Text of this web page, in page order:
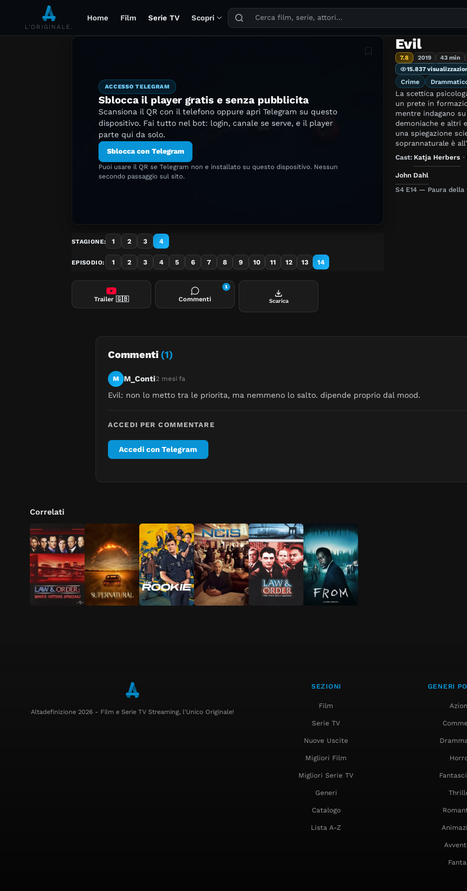
L'ORIGINALE.
Home Film Serie TV Scopri
Puoi cercare film, serie TV, attori, registi, generi e temi.
ACCESSO TELEGRAM
Sblocca il player gratis e senza pubblicita
Scansiona il QR con il telefono oppure apri Telegram su questo
dispositivo. Fai tutto nel bot: login, canale se serve, e il player
parte qui da solo.
Sblocca con Telegram
Puoi usare il QR se Telegram non e installato su questo dispositivo. Nessun
secondo passaggio sul sito.
Aggiungi in lista
STAGIONE: 1 2 3 4
EPISODIO: 1 2 3 4 5 6 7 8 9 10 11 12 13 14
Evil
7.8 2019 43 min
15.837
Crime
La scettica
un prete in
mentre indagano
demoniache e altri
una spiegazione
soprannaturale è
Cast: Katja Herbers ·
John Dahl
S4 E14 — Paura della
Trailer 🇬🇧 Commenti
1
Scarica
Commenti (1)
M M_Conti2 mesi fa
Evil: non lo metto tra le priorita, ma nemmeno lo salto. dipende proprio dal mood.
ACCEDI PER COMMENTARE
Accedi con Telegram
Correlati
Altadefinizione 2026 - Film e Serie TV Streaming, l'Unico Originale!
SEZIONI
Film
Serie TV
Nuove Uscite
Migliori Film
Migliori Serie TV
Generi
Catalogo
Lista A-Z
GENERI